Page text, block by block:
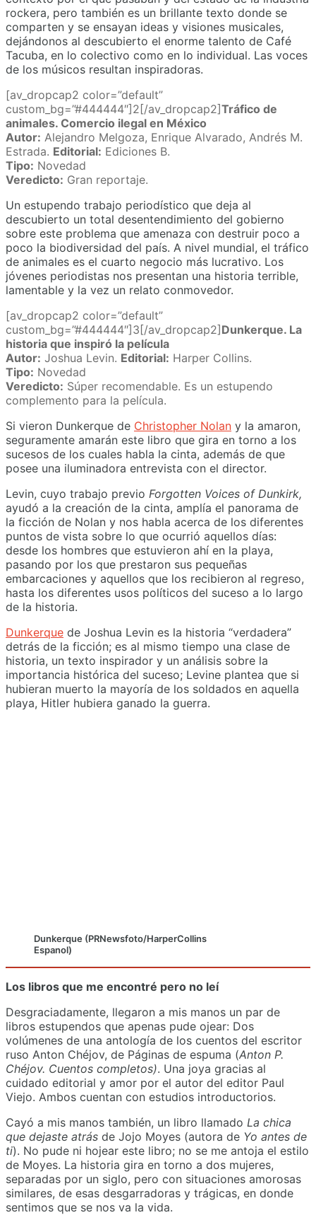
rockera, pero también es un brillante texto donde se
comparten y se ensayan ideas y visiones musicales,
dejándonos al descubierto el enorme talento de Café
Tacuba, en lo colectivo como en lo individual. Las voces
de los músicos resultan inspiradoras.
[av_dropcap2 color=”default”
custom_bg=”#444444″]2[/av_dropcap2]Tráfico de
animales. Comercio ilegal en México
Autor: Alejandro Melgoza, Enrique Alvarado, Andrés M.
Estrada. Editorial: Ediciones B.
Tipo: Novedad
Veredicto: Gran reportaje.
Un estupendo trabajo periodístico que deja al
descubierto un total desentendimiento del gobierno
sobre este problema que amenaza con destruir poco a
poco la biodiversidad del país. A nivel mundial, el tráfico
de animales es el cuarto negocio más lucrativo. Los
jóvenes periodistas nos presentan una historia terrible,
lamentable y la vez un relato conmovedor.
[av_dropcap2 color=”default”
custom_bg=”#444444″]3[/av_dropcap2]Dunkerque. La
historia que inspiró la película
Autor: Joshua Levin. Editorial: Harper Collins.
Tipo: Novedad
Veredicto: Súper recomendable. Es un estupendo
complemento para la película.
Si vieron Dunkerque de Christopher Nolan y la amaron,
seguramente amarán este libro que gira en torno a los
sucesos de los cuales habla la cinta, además de que
posee una iluminadora entrevista con el director.
Levin, cuyo trabajo previo Forgotten Voices of Dunkirk,
ayudó a la creación de la cinta, amplía el panorama de
la ficción de Nolan y nos habla acerca de los diferentes
puntos de vista sobre lo que ocurrió aquellos días:
desde los hombres que estuvieron ahí en la playa,
pasando por los que prestaron sus pequeñas
embarcaciones y aquellos que los recibieron al regreso,
hasta los diferentes usos políticos del suceso a lo largo
de la historia.
Dunkerque de Joshua Levin es la historia “verdadera”
detrás de la ficción; es al mismo tiempo una clase de
historia, un texto inspirador y un análisis sobre la
importancia histórica del suceso; Levine plantea que si
hubieran muerto la mayoría de los soldados en aquella
playa, Hitler hubiera ganado la guerra.
Dunkerque (PRNewsfoto/HarperCollins
Espanol)
Los libros que me encontré pero no leí
Desgraciadamente, llegaron a mis manos un par de
libros estupendos que apenas pude ojear: Dos
volúmenes de una antología de los cuentos del escritor
ruso Anton Chéjov, de Páginas de espuma (Anton P.
Chéjov. Cuentos completos). Una joya gracias al
cuidado editorial y amor por el autor del editor Paul
Viejo. Ambos cuentan con estudios introductorios.
Cayó a mis manos también, un libro llamado La chica
que dejaste atrás de Jojo Moyes (autora de Yo antes de
ti). No pude ni hojear este libro; no se me antoja el estilo
de Moyes. La historia gira en torno a dos mujeres,
separadas por un siglo, pero con situaciones amorosas
similares, de esas desgarradoras y trágicas, en donde
sentimos que se nos va la vida.